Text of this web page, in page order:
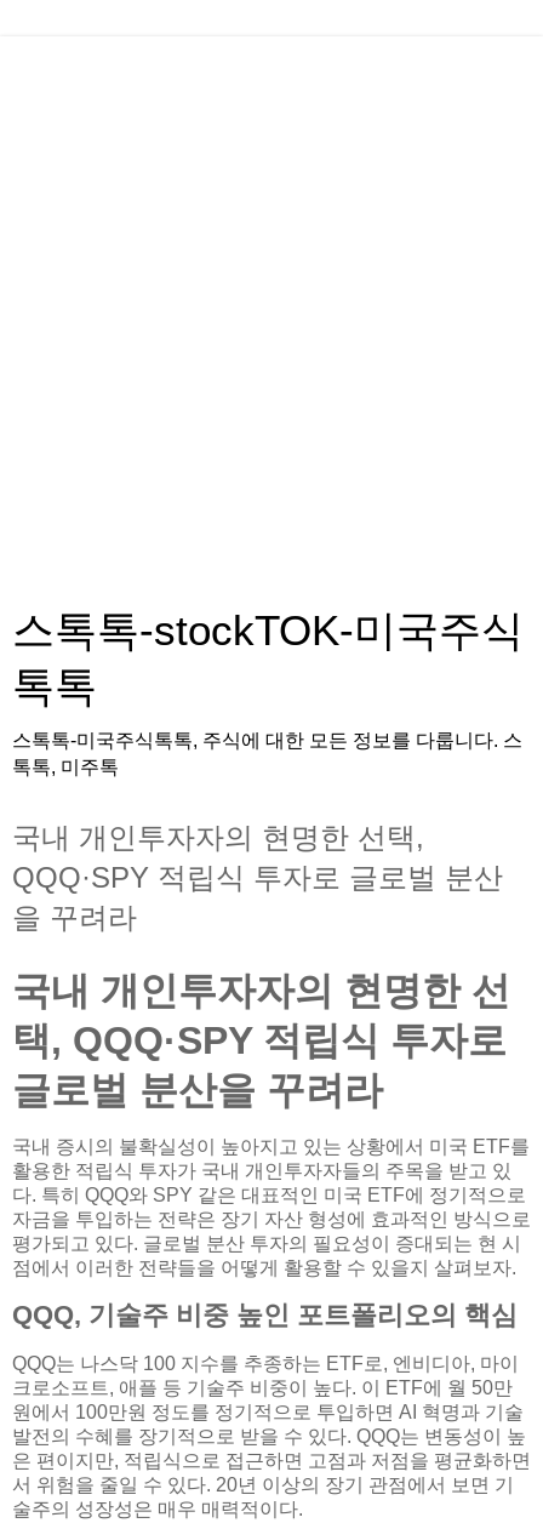
스톡톡-stockTOK-미국주식
톡톡
스톡톡-미국주식톡톡, 주식에 대한 모든 정보를 다룹니다. 스
톡톡, 미주톡
국내 개인투자자의 현명한 선택,
QQQ·SPY 적립식 투자로 글로벌 분산
을 꾸려라
국내 개인투자자의 현명한 선
택, QQQ·SPY 적립식 투자로
글로벌 분산을 꾸려라
국내 증시의 불확실성이 높아지고 있는 상황에서 미국 ETF를
활용한 적립식 투자가 국내 개인투자자들의 주목을 받고 있
다. 특히 QQQ와 SPY 같은 대표적인 미국 ETF에 정기적으로
자금을 투입하는 전략은 장기 자산 형성에 효과적인 방식으로
평가되고 있다. 글로벌 분산 투자의 필요성이 증대되는 현 시
점에서 이러한 전략들을 어떻게 활용할 수 있을지 살펴보자.
QQQ, 기술주 비중 높인 포트폴리오의 핵심
QQQ는 나스닥 100 지수를 추종하는 ETF로, 엔비디아, 마이
크로소프트, 애플 등 기술주 비중이 높다. 이 ETF에 월 50만
원에서 100만원 정도를 정기적으로 투입하면 AI 혁명과 기술
발전의 수혜를 장기적으로 받을 수 있다. QQQ는 변동성이 높
은 편이지만, 적립식으로 접근하면 고점과 저점을 평균화하면
서 위험을 줄일 수 있다. 20년 이상의 장기 관점에서 보면 기
술주의 성장성은 매우 매력적이다.